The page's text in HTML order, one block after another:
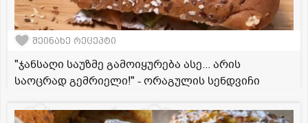
შეინახე რეცეპტი
"ჯანსაღი საუზმე გამოიყურება ასე... არის
საოცრად გემრიელი!" - ორაგულის სენდვიჩი